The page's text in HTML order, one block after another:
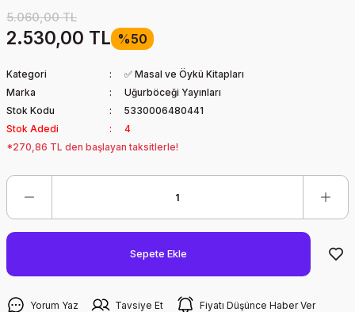
5.060,00 TL
2.530,00 TL %50
Kategori
✅ Masal ve Öykü Kitapları
Marka
Uğurböceği Yayınları
Stok Kodu
5330006480441
Stok Adedi
4
*270,86 TL den başlayan taksitlerle!
Sepete Ekle
Yorum Yaz Tavsiye Et Fiyatı Düşünce Haber Ver